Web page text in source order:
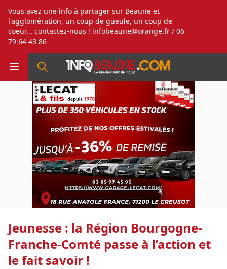
Vous avez une info à partager sur Beaune et
l'agglomération, un coup de gueule, un coup de
coeur... contactez-nous ! infobeaune@orange.fr / 06
79 64 43 86
Jeunesse : la Région Bourgogne-
Franche-Comté passe à l’action et
le fait savoir !